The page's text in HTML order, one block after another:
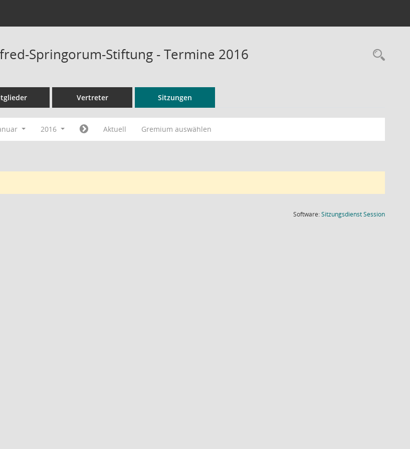
Springorum-Stiftung - Termine 2016
Vertreter Sitzungen
2016 Aktuell Gremium auswählen
Software:SitzungsdienstSession(Wird in